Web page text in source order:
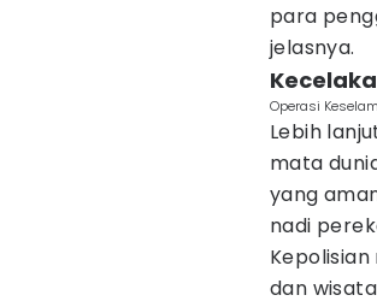
para
jelasnya.
Operasi
Lebih
mata
yang
nadi
dan